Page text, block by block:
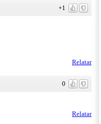
+1
Relatar
0
Relatar